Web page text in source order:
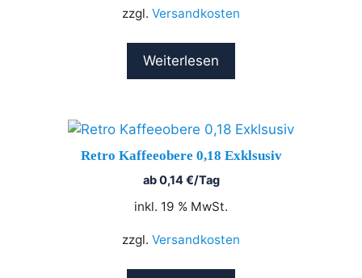
zzgl. Versandkosten
Weiterlesen
Retro Kaffeeobere 0,18 Exklsusiv
ab0,14€/Tag
inkl. 19 % MwSt.
zzgl. Versandkosten